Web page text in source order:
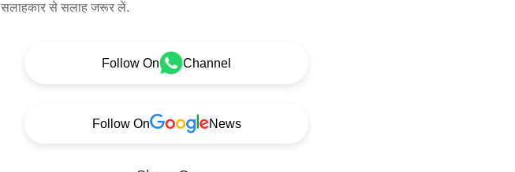
सलाहकार से सलाह जरूर लें.
Follow On Channel
Follow On News